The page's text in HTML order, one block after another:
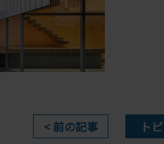
< 前の記事 ト